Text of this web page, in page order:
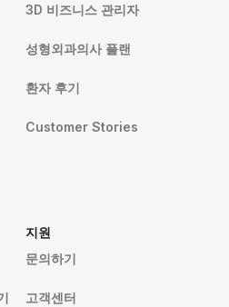
3D 비즈니스 관리자
성형외과의사 플랜
환자 후기
Customer Stories
지원
문의하기
고객센터